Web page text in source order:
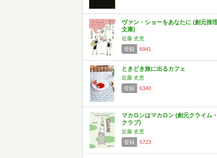
ヴァン・ショーをあなたに (創元推
文庫)
近藤 史恵
登録
6941
ときどき旅に出るカフェ
近藤 史恵
登録
6340
マカロンはマカロン (創元クライム
クラブ)
近藤 史恵
登録
5723